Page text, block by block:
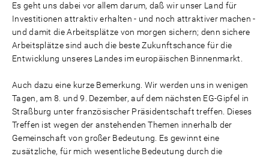
Es geht uns dabei vor allem darum, daß wir unser Land für
Investitionen attraktiv erhalten - und noch attraktiver machen -
und damit die Arbeitsplätze von morgen sichern; denn sichere
Arbeitsplätze sind auch die beste Zukunftschance für die
Entwicklung unseres Landes im europäischen Binnenmarkt.
Auch dazu eine kurze Bemerkung. Wir werden uns in wenigen
Tagen, am 8. und 9. Dezember, auf dem nächsten EG-Gipfel in
Straßburg unter französischer Präsidentschaft treffen. Dieses
Treffen ist wegen der anstehenden Themen innerhalb der
Gemeinschaft von großer Bedeutung. Es gewinnt eine
zusätzliche, für mich wesentliche Bedeutung durch die